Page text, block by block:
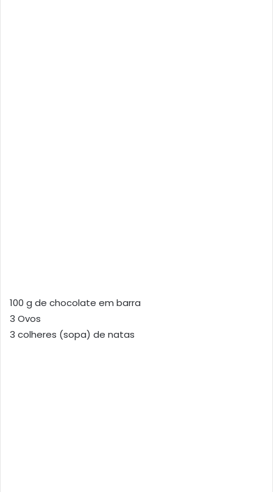
100 g de chocolate em barra
3 Ovos
3 colheres (sopa) de natas